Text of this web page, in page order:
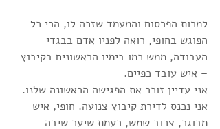
למרות הפרסום והמעמד שזכה לו, הרי כל
הפוגש בחופי, רואה לפניו אדם בבגדי
העבודה, ממש כמו בימיו הראשונים בקיבוץ
– איש עובד כפיים.
אני עדיין זוכר את הפגישה הראשונה שלנו.
אני נכנס לדירת קיבוץ צנועה. חופי, איש
מבוגר, צרוב שמש, רעמת שיער שיבה